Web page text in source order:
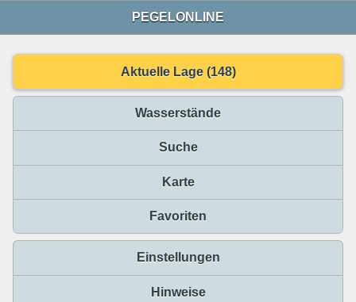
PEGELONLINE
Aktuelle Lage (148)
Wasserstände
Suche
Karte
Favoriten
Einstellungen
Hinweise